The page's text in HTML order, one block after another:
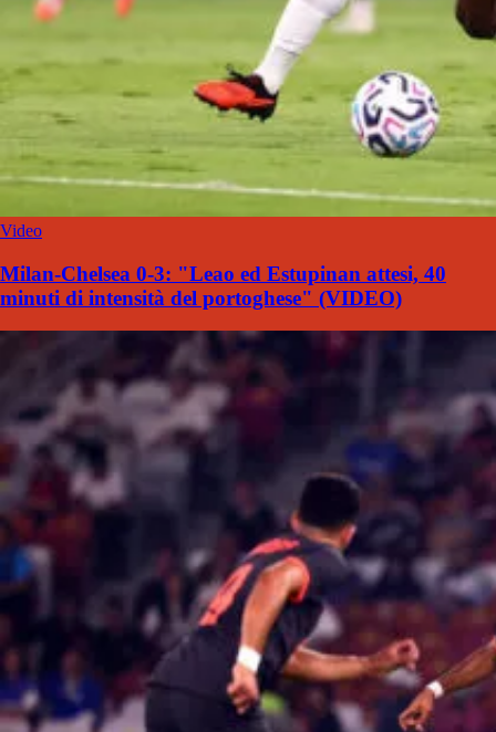
Video
Milan-Chelsea 0-3: "Leao ed Estupinan attesi, 40
minuti di intensità del portoghese" (VIDEO)